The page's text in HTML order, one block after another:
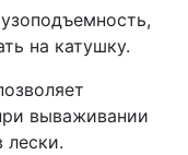
на катушку.
вываживании